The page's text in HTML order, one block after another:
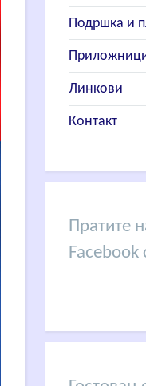
Подршка и
Линкови
Контакт
Пратите
Facebook